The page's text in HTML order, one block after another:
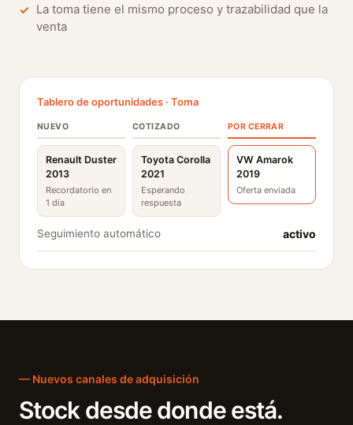
✓ La toma tiene el mismo proceso y trazabilidad que la
venta
Tablero de oportunidades · Toma
NUEVO
Renault Duster
2013
Recordatorio en
1 día
COTIZADO
Toyota Corolla
2021
Esperando
respuesta
POR CERRAR
VW Amarok
2019
Oferta enviada
Seguimiento automático activo
— Nuevos canales de adquisición
Stock desde donde está.